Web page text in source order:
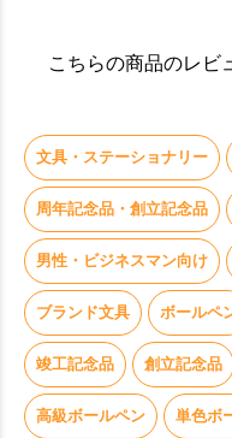
こちらの商品のレビ
文具・ステーショナリー
周年記念品・創立記念品
男性・ビジネスマン向け
ブランド文具 ボールペ
竣工記念品 創立記念品
高級ボールペン 単色ボ